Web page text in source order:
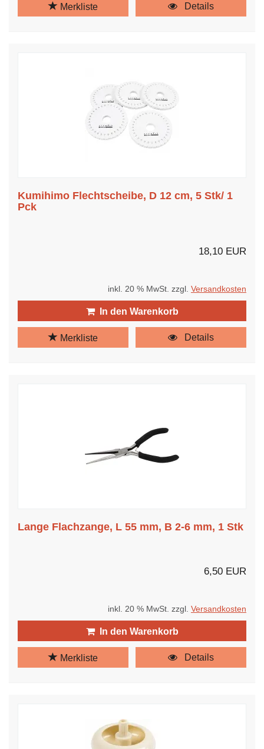
Merkliste Details
Kumihimo Flechtscheibe, D 12 cm, 5 Stk/ 1
Pck
18,10 EUR
inkl. 20 % MwSt. zzgl. Versandkosten
In den Warenkorb
Merkliste Details
Lange Flachzange, L 55 mm, B 2-6 mm, 1 Stk
6,50 EUR
inkl. 20 % MwSt. zzgl. Versandkosten
In den Warenkorb
Merkliste Details